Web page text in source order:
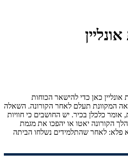
כאן כדי להישאר הכוחות
המקוונת תעלם לאחר הקורונה. השאלה
אומר כלכלן בכיר. יש החושבים כי חוויות
הקורונה יאטו או יהפכו את מגמת
פלא: לאחר שהתלמידים נשלחו הביתה